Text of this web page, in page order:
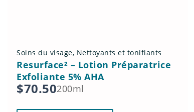
Soins du visage, Nettoyants et tonifiants
Resurface² – Lotion Préparatrice
Exfoliante 5% AHA
$70.50200ml